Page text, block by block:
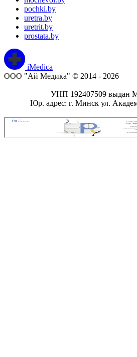
pochki.by
uretra.by
uretrit.by
prostata.by
iMedica
ООО "Ай Медика" © 2014 - 2026
УНП 192407509 выдан
Юр. адрес: г. Минск ул.